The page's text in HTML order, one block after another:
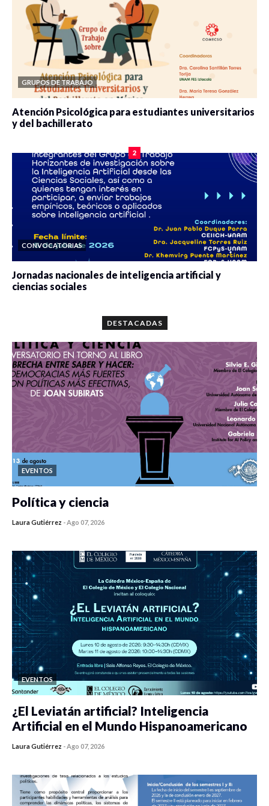
GRUPOS DE TRABAJO
Atención Psicológica para estudiantes universitarios
y del bachillerato
2
CONVOCATORIAS
Jornadas nacionales de inteligencia artificial y
ciencias sociales
DESTACADAS
EVENTOS
Política y ciencia
Laura Gutiérrez -Ago 07, 2026
EVENTOS
¿El Leviatán artificial? Inteligencia
Artificial en el Mundo Hispanoamericano
Laura Gutiérrez -Ago 07, 2026